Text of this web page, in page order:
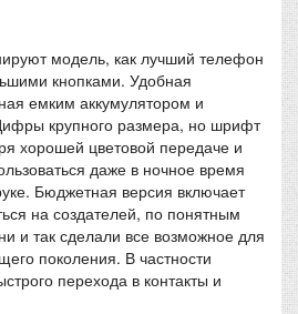
модель, как лучший телефон
кнопками. Удобная
емким аккумулятором и
крупного размера, но шрифт
хорошей цветовой передаче и
даже в ночное время
Бюджетная версия включает
на создателей, по понятным
и так сделали все возможное для
поколения. В частности
перехода в контакты и